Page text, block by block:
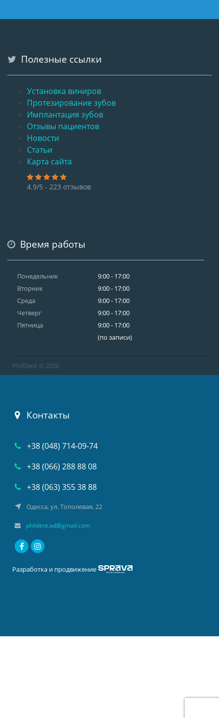
Полезные ссылки
Установка виниров
Протезирование зубов
Имплантация зубов
Отзывы пациентов
Новости
Статьи
Карта сайта
4.9/5 - 223 отзывов
Время работы
Понедельник
Вторник
Среда
Четверг
Пятница
9:00 - 17:00
9:00 - 17:00
9:00 - 17:00
9:00 - 17:00
9:00 - 17:00
(по записи)
PhilDent © 2026
Контакты
+38 (048) 714-09-74
+38 (066) 288 88 08
+38 (063) 355 38 88
Одесса, ул. Тополевая, 22
phildent.od@gmail.com
Разработка и продвижение